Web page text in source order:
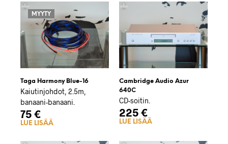
MYYTY
Taga Harmony Blue-16
Kaiutinjohdot, 2.5m,
banaani-banaani.
75 €
LUE LISÄÄ
Cambridge Audio Azur
640C
CD-soitin.
225 €
LUE LISÄÄ